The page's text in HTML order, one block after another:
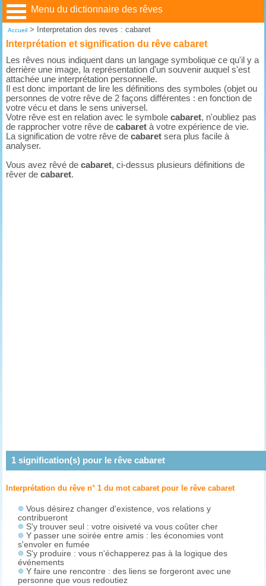
Menu du dictionnaire des rêves
Accueil> Interpretation des reves : cabaret
Interprétation et signification du rêve cabaret
Les rêves nous indiquent dans un langage symbolique ce qu'il y a
derrière une image, la représentation d'un souvenir auquel s'est
attachée une interprétation personnelle.
Il est donc important de lire les définitions des symboles (objet ou
personnes de votre rêve de 2 façons différentes : en fonction de
votre vécu et dans le sens universel.
Votre rêve est en relation avec le symbolecabaret, n'oubliez pas
de rapprocher votre rêve decabaret à votre expérience de vie.
La signification de votre rêve decabaret sera plus facile à
analyser.
Vous avez rêvé decabaret, ci-dessus plusieurs définitions de
rêver decabaret.
1signification(s) pour le rêve cabaret
Interprétation du rêve n° 1 du mot cabaret pour le rêvecabaret
Vous désirez changer d'existence, vos relations y
contribueront
S'y trouver seul : votre oisiveté va vous coûter cher
Y passer une soirée entre amis : les économies vont
s'envoler en fumée
S'y produire : vous n'échapperez pas à la logique des
événements
Y faire une rencontre : des liens se forgeront avec une
personne que vous redoutiez